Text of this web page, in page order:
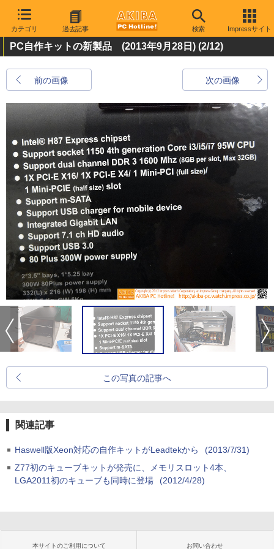
カテゴリ 過去記事 検索 Impressサイト
PC自作キットの新製品 (2013年9月28日) (2/12)
前の画像 次の画像
この写真の記事へ
関連記事
Haswell版Xeon対応の自作キットがLeadtekから
(2013/7/31)
Z77初のキューブキットが発売に、メモリスロット4本、
LGA2011初のキューブも同時に登場
(2012/4/28)
本サイトのご利用について お問い合わせ